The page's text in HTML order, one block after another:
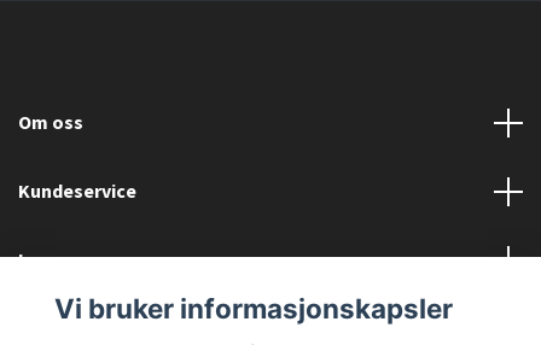
Om oss
Kundeservice
Les mer
Vi bruker informasjonskapsler